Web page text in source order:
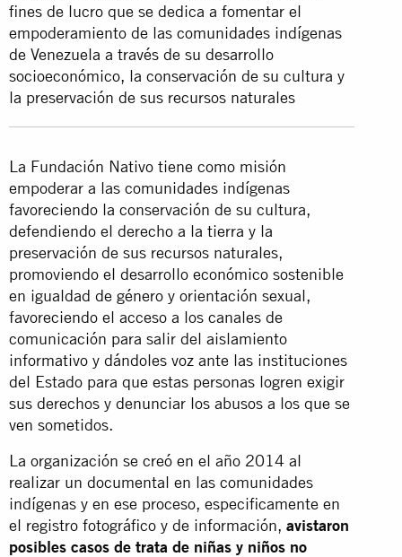
fines de lucro que se dedica a fomentar el
empoderamiento de las comunidades indígenas
de Venezuela a través de su desarrollo
socioeconómico, la conservación de su cultura y
la preservación de sus recursos naturales
La Fundación Nativo tiene como misión
empoderar a las comunidades indígenas
favoreciendo la conservación de su cultura,
defendiendo el derecho a la tierra y la
preservación de sus recursos naturales,
promoviendo el desarrollo económico sostenible
en igualdad de género y orientación sexual,
favoreciendo el acceso a los canales de
comunicación para salir del aislamiento
informativo y dándoles voz ante las instituciones
del Estado para que estas personas logren exigir
sus derechos y denunciar los abusos a los que se
ven sometidos.
La organización se creó en el año 2014 al
realizar un documental en las comunidades
indígenas y en ese proceso, especificamente en
el registro fotográfico y de información, avistaron
posibles casos de trata de niñas y niños no